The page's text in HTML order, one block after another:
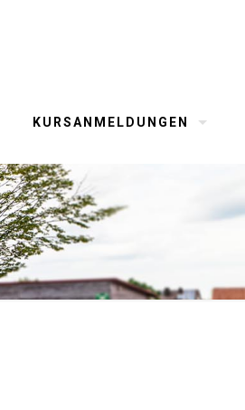
KURSANMELDUNGEN